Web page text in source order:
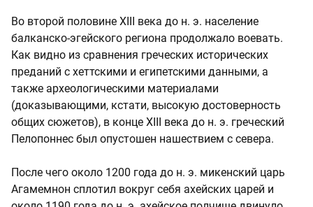
Во второй половине XIII века до н. э. население
балканско-эгейского региона продолжало воевать.
Как видно из сравнения греческих исторических
преданий с хеттскими и египетскими данными, а
также археологическими материалами
(доказывающими, кстати, высокую достоверность
общих сюжетов), в конце XIII века до н. э. греческий
Пелопоннес был опустошен нашествием с севера.
После чего около 1200 года до н. э. микенский царь
Агамемнон сплотил вокруг себя ахейских царей и